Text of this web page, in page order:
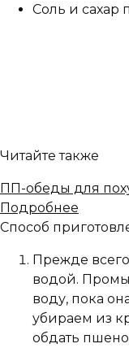
Соль и сахар
Читайте также
ПП-обеды для
Подробнее
Способ
Прежде
водой.
воду, пока
убираем из
обдать